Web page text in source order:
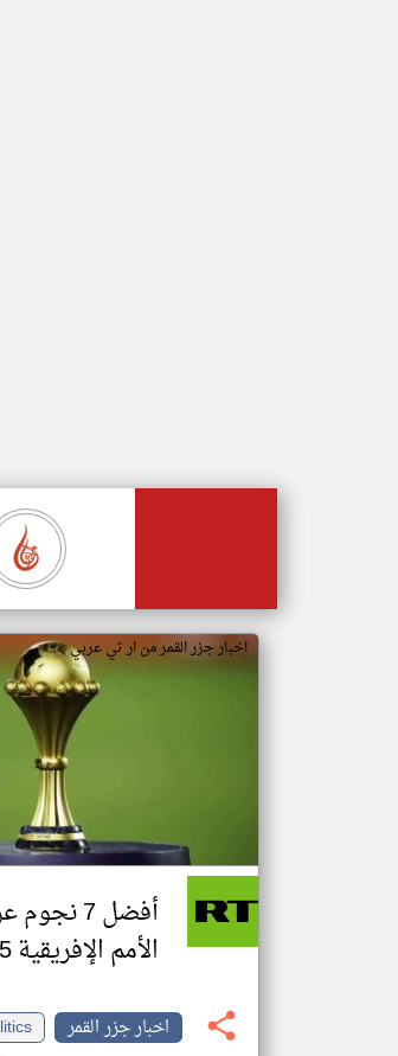
اخبار جزر القمر من ار تي عربي
أفضل 7
الأمم الإفريقية 2025
اخبار جزر القمر